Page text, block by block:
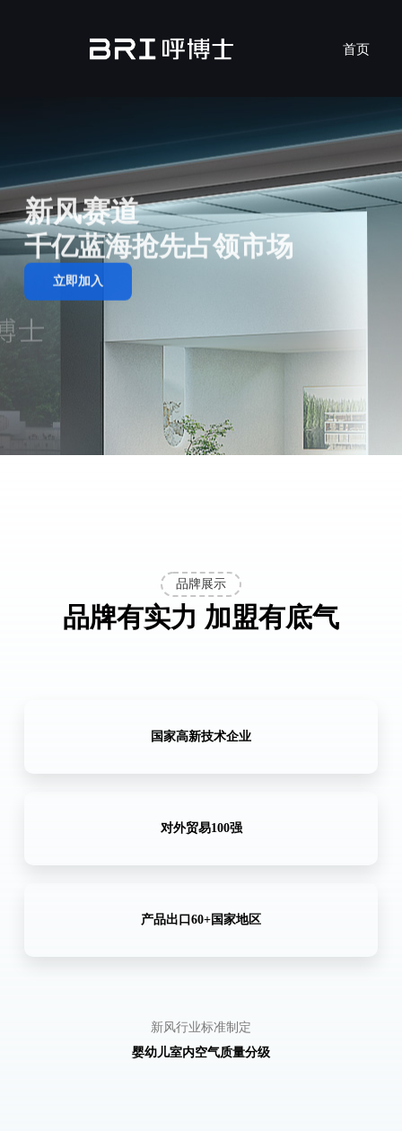
首页
吊顶式新风机
壁挂式新风机
MicronAir Blue
新风赛道
千亿蓝海抢先占领市场
立即加入
品牌展示
品牌有实力 加盟有底气
国家高新技术企业
对外贸易100强
产品出口60+国家地区
新风行业标准制定
婴幼儿室内空气质量分级